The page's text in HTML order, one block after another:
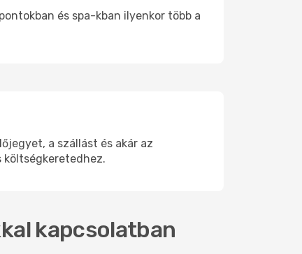
és spa-kban ilyenkor több a
a szállást és akár az
költségkeretedhez.
kapcsolatban